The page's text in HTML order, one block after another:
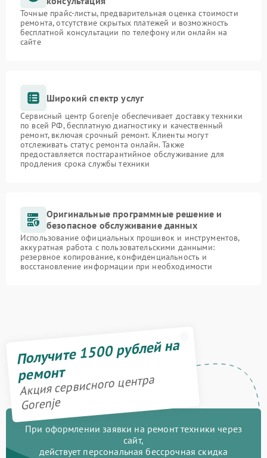
Точные прайс-листы, предварительная оценка стоимости
ремонта, отсутствие скрытых платежей и возможность
бесплатной консультации по телефону или онлайн на
сайте
Широкий спектр услуг
Сервисный центр Gorenje обеспечивает доставку техники
по всей РФ, бесплатную диагностику и качественный
ремонт, включая срочный ремонт. Клиенты могут
отслеживать статус ремонта онлайн. Также
предоставляется постгарантийное обслуживание для
продления срока службы техники
Оригинальные программные решение и
безопасное обслуживание данных
Использование официальных прошивок и инструментов,
аккуратная работа с пользовательскими данными:
резервное копирование, конфиденциальность и
восстановление информации при необходимости
Получите 1500 рублей на
ремонт
Акция сервисного центра
Gorenje
При оформлении заявки на ремонт техники через
сайт,
действует персональная бессрочная скидка